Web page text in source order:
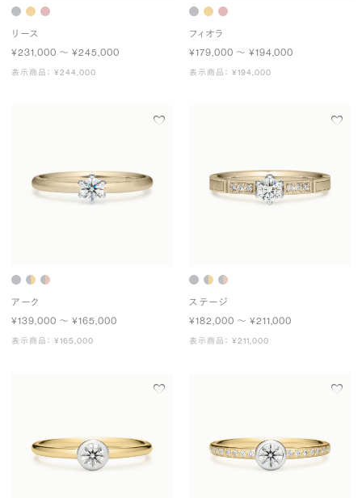
リース
¥231,000 〜 ¥245,000
表示商品： ¥244,000
フィオラ
¥179,000 〜 ¥194,000
表示商品： ¥194,000
アーク
¥139,000 〜 ¥165,000
表示商品： ¥165,000
ステージ
¥182,000 〜 ¥211,000
表示商品： ¥211,000